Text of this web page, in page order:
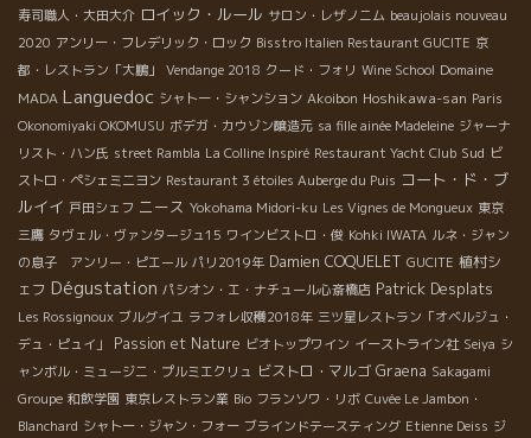
寿司職人・大田大介 ロイック・ルール サロン・レザノニム beaujolais nouveau
2020 アンリー・フレデリック・ロック Bisstro Italien Restaurant GUCITE 京
都・レストラン「大鵬」
Vendange 2018 クード・フォリ Wine School Domaine
MADA Languedoc シャトー・シャンション Akoibon Hoshikawa-san Paris
Okonomiyaki OKOMUSU ボデガ・カウゾン醸造元 sa fille ainée Madeleine ジャーナ
リスト・ハン氏 street Rambla La Colline Inspiré Restaurant Yacht Club Sud ビ
ストロ・ペシェミニヨン Restaurant 3 étoiles Auberge du Puis コート・ド・ブ
ルイイ 戸田シェフ ニース Yokohama Midori-ku Les Vignes de Mongueux 東京
三鷹 タヴェル・ヴァンタージュ15 ワインビストロ・俊 Kohki IWATA ルネ・ジャン
の息子 アンリー・ピエール パリ2019年 Damien COQUELET GUCITE 植村シ
ェフ Dégustation パシオン・エ・ナチュール心斎橋店 Patrick Desplats
Les Rossignoux ブルグイユ ラフォレ収穫2018年 三ツ星レストラン「オベルジュ・
デュ・ピュイ」
Passion et Nature ビオトップワイン イーストライン社 Seiya シ
ャンボル・ミュージニ・プルミエクリュ ビストロ・マルゴ Graena Sakagami
Groupe 和飲学園 東京レストラン業 Bio フランソワ・リボ Cuvée Le Jambon・
Blanchard シャトー・ジャン・フォー ブラインドテースティング Etienne Deiss ジ